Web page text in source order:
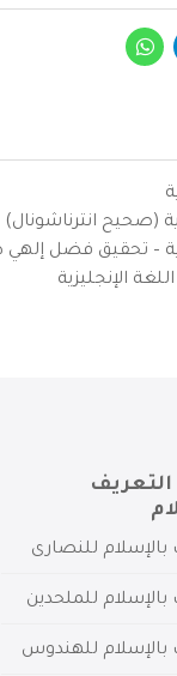
(صحيح انترناشونال)
– تحقيق فضل
الإنجليزية
التعريف
بالإسلام للنصارى
بالإسلام للملحدين
بالإسلام للهندوس